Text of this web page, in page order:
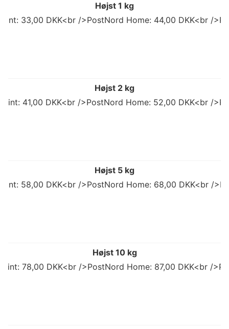
Højst 1 kg
33,00 DKK<br />PostNord Home: 44,00 DKK<br /
Højst 2 kg
41,00 DKK<br />PostNord Home: 52,00 DKK<br /
Højst 5 kg
58,00 DKK<br />PostNord Home: 68,00 DKK<br /
Højst 10 kg
78,00 DKK<br />PostNord Home: 87,00 DKK<br /